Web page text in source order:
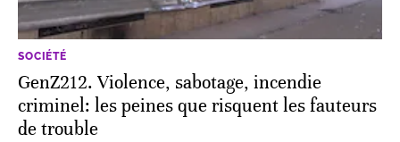
SOCIÉTÉ
GenZ212. Violence, sabotage, incendie
criminel: les peines que risquent les fauteurs
de trouble